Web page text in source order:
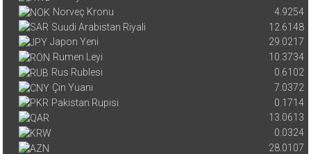
Norveç Kronu
4.9254
Suudi Arabistan Riyali
12.6148
Japon Yeni
29.0217
Rumen Leyi
10.3734
Rus Rublesi
0.6102
Çin Yuanı
7.0372
Pakistan Rupisi
0.1714
13.0613
0.0324
28.0107